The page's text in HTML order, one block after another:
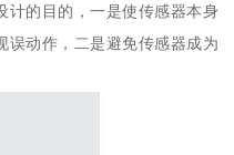
计的目的，一是使传感器本身
误动作，二是避免传感器成为